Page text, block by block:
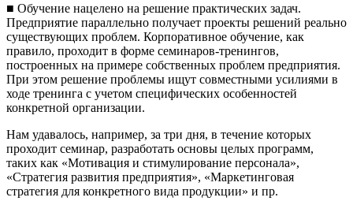
■ Обучение нацелено на решение практических задач.
Предприятие параллельно получает проекты решений реально
существующих проблем. Корпоративное обучение, как
правило, проходит в форме семинаров-тренингов,
построенных на примере собственных проблем предприятия.
При этом решение проблемы ищут совместными усилиями в
ходе тренинга с учетом специфических особенностей
конкретной организации.
Нам удавалось, например, за три дня, в течение которых
проходит семинар, разработать основы целых программ,
таких как «Мотивация и стимулирование персонала»,
«Стратегия развития предприятия», «Маркетинговая
стратегия для конкретного вида продукции» и пр.